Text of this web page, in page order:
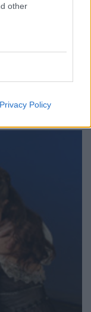
other
Privacy Policy